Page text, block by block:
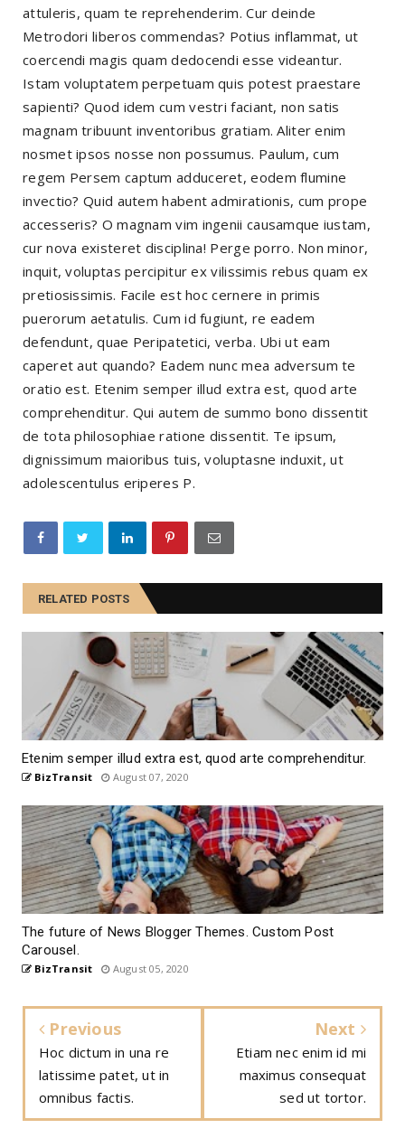
attuleris, quam te reprehenderim. Cur deinde
Metrodori liberos commendas? Potius inflammat, ut
coercendi magis quam dedocendi esse videantur.
Istam voluptatem perpetuam quis potest praestare
sapienti? Quod idem cum vestri faciant, non satis
magnam tribuunt inventoribus gratiam. Aliter enim
nosmet ipsos nosse non possumus. Paulum, cum
regem Persem captum adduceret, eodem flumine
invectio? Quid autem habent admirationis, cum prope
accesseris? O magnam vim ingenii causamque iustam,
cur nova existeret disciplina! Perge porro. Non minor,
inquit, voluptas percipitur ex vilissimis rebus quam ex
pretiosissimis. Facile est hoc cernere in primis
puerorum aetatulis. Cum id fugiunt, re eadem
defendunt, quae Peripatetici, verba. Ubi ut eam
caperet aut quando? Eadem nunc mea adversum te
oratio est. Etenim semper illud extra est, quod arte
comprehenditur. Qui autem de summo bono dissentit
de tota philosophiae ratione dissentit. Te ipsum,
dignissimum maioribus tuis, voluptasne induxit, ut
adolescentulus eriperes P.
RELATED POSTS
Etenim semper illud extra est, quod arte comprehenditur.
BizTransit August 07, 2020
The future of News Blogger Themes. Custom Post
Carousel.
BizTransit August 05, 2020
Previous
Hoc dictum in una re
latissime patet, ut in
omnibus factis.
Next
Etiam nec enim id mi
maximus consequat
sed ut tortor.